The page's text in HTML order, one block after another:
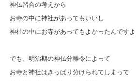
神仏習合の考えから
お寺の中に神社があってもいいし
神社の中にお寺があってもよかったんですよ
でも、明治期の神仏分離令によって
お寺と神社はきっぱり分けられてしまって